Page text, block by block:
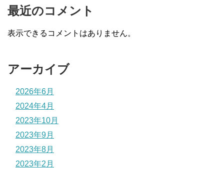
最近のコメント
表示できるコメントはありません。
アーカイブ
2026年6月
2024年4月
2023年10月
2023年9月
2023年8月
2023年2月